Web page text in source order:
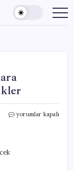
iOS
yorumlar kapalı